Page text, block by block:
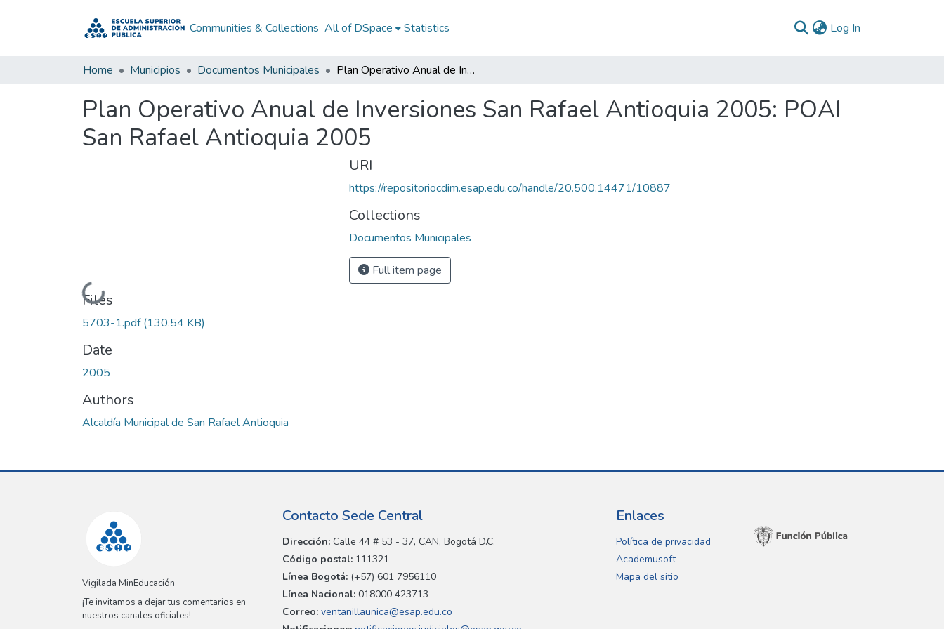
Communities & Collections All of DSpace Statistics Log In
Home Municipios Documentos Municipales Plan Operativo Anual de Inversiones San Rafael Antioquia 2005: POAI San Rafael Antioquia 2005
Plan Operativo Anual de Inversiones San Rafael Antioquia 2005: POAI
San Rafael Antioquia 2005
Loading...
Files
5703-1.pdf(130.54 KB)
Date
2005
Authors
Alcaldía Municipal de San Rafael Antioquia
URI
https://repositoriocdim.esap.edu.co/handle/20.500.14471/10887
Collections
Documentos Municipales
Full item page
Vigilada MinEducación
¡Te invitamos a dejar tus comentarios en
nuestros canales oficiales!
Contacto Sede Central
Dirección: Calle 44 # 53 - 37, CAN, Bogotá D.C.
Código postal: 111321
Línea Bogotá: (+57) 601 7956110
Línea Nacional: 018000 423713
Correo: ventanillaunica@esap.edu.co
Enlaces
Política de privacidad
Academusoft
Mapa del sitio